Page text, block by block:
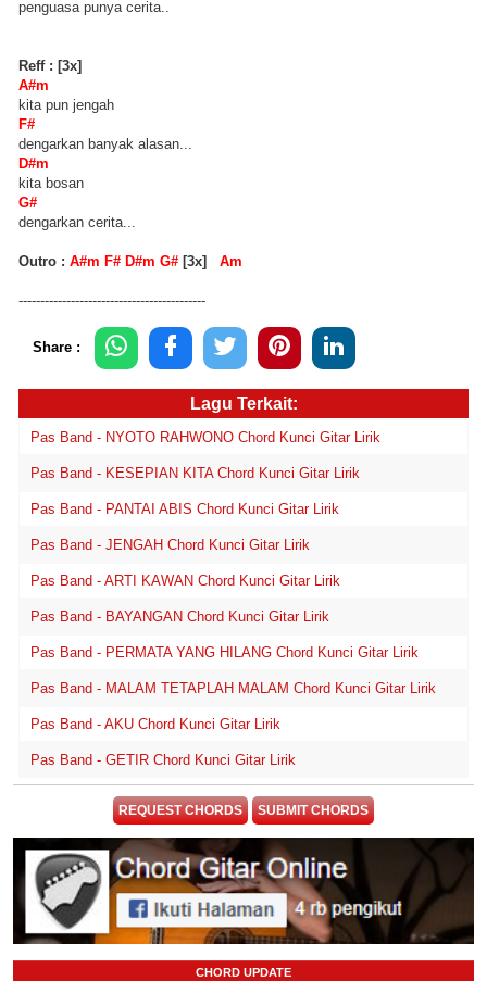
penguasa punya cerita..
Reff : [3x]
A#m
kita pun jengah
F#
dengarkan banyak alasan...
D#m
kita bosan
G#
dengarkan cerita...
Outro : A#m F# D#m G# [3x] Am
-------------------------------------------
Share :
Lagu Terkait:
Pas Band - NYOTO RAHWONO Chord Kunci Gitar Lirik
Pas Band - KESEPIAN KITA Chord Kunci Gitar Lirik
Pas Band - PANTAI ABIS Chord Kunci Gitar Lirik
Pas Band - JENGAH Chord Kunci Gitar Lirik
Pas Band - ARTI KAWAN Chord Kunci Gitar Lirik
Pas Band - BAYANGAN Chord Kunci Gitar Lirik
Pas Band - PERMATA YANG HILANG Chord Kunci Gitar Lirik
Pas Band - MALAM TETAPLAH MALAM Chord Kunci Gitar Lirik
Pas Band - AKU Chord Kunci Gitar Lirik
Pas Band - GETIR Chord Kunci Gitar Lirik
REQUEST CHORDS SUBMIT CHORDS
CHORD UPDATE